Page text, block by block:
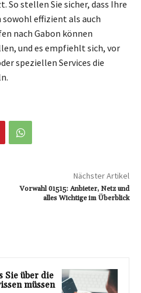
stellen Sie sicher, dass Ihre
effizient als auch
nach Gabon können
und es empfiehlt sich, vor
speziellen Services die
Nächster Artikel
Vorwahl 01515: Anbieter, Netz und
alles Wichtige im Überblick
Sie über die
müssen